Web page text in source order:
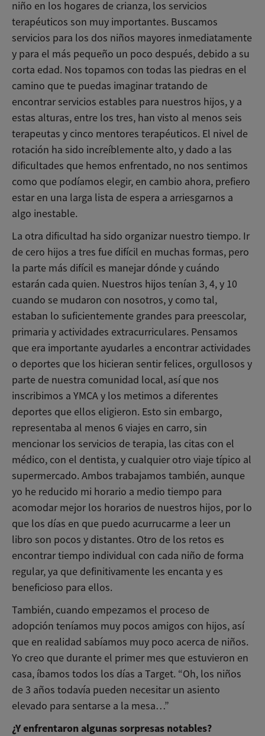
niño en los hogares de crianza, los servicios
terapéuticos son muy importantes. Buscamos
servicios para los dos niños mayores inmediatamente
y para el más pequeño un poco después, debido a su
corta edad. Nos topamos con todas las piedras en el
camino que te puedas imaginar tratando de
encontrar servicios estables para nuestros hijos, y a
estas alturas, entre los tres, han visto al menos seis
terapeutas y cinco mentores terapéuticos. El nivel de
rotación ha sido increíblemente alto, y dado a las
dificultades que hemos enfrentado, no nos sentimos
como que podíamos elegir, en cambio ahora, prefiero
estar en una larga lista de espera a arriesgarnos a
algo inestable.
La otra dificultad ha sido organizar nuestro tiempo. Ir
de cero hijos a tres fue difícil en muchas formas, pero
la parte más difícil es manejar dónde y cuándo
estarán cada quien. Nuestros hijos tenían 3, 4, y 10
cuando se mudaron con nosotros, y como tal,
estaban lo suficientemente grandes para preescolar,
primaria y actividades extracurriculares. Pensamos
que era importante ayudarles a encontrar actividades
o deportes que los hicieran sentir felices, orgullosos y
parte de nuestra comunidad local, así que nos
inscribimos a YMCA y los metimos a diferentes
deportes que ellos eligieron. Esto sin embargo,
representaba al menos 6 viajes en carro, sin
mencionar los servicios de terapia, las citas con el
médico, con el dentista, y cualquier otro viaje típico al
supermercado. Ambos trabajamos también, aunque
yo he reducido mi horario a medio tiempo para
acomodar mejor los horarios de nuestros hijos, por lo
que los días en que puedo acurrucarme a leer un
libro son pocos y distantes. Otro de los retos es
encontrar tiempo individual con cada niño de forma
regular, ya que definitivamente les encanta y es
beneficioso para ellos.
También, cuando empezamos el proceso de
adopción teníamos muy pocos amigos con hijos, así
que en realidad sabíamos muy poco acerca de niños.
Yo creo que durante el primer mes que estuvieron en
casa, íbamos todos los días a Target. “Oh, los niños
de 3 años todavía pueden necesitar un asiento
elevado para sentarse a la mesa…”
¿Y enfrentaron algunas sorpresas notables?